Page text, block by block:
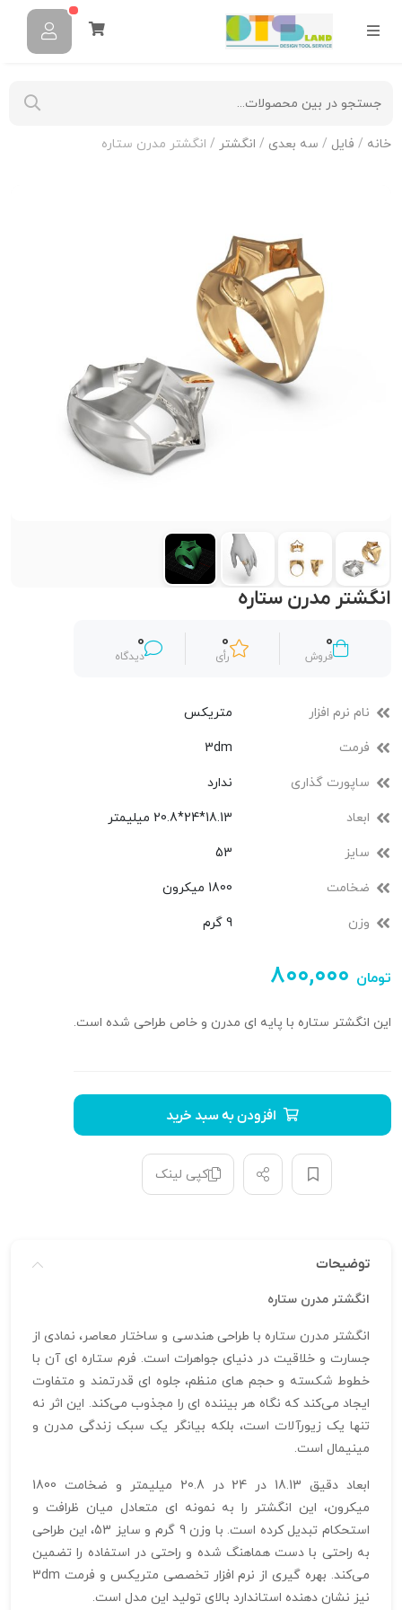
خانه / فایل / سه بعدی / انگشتر / انگشتر مدرن ستاره
انگشتر مدرن ستاره
0
فروش
0
رأی
0
دیدگاه
نام نرم افزار متریکس
فرمت 3dm
ساپورت گذاری ندارد
ابعاد 18.13*24*20.8 میلیمتر
سایز 53
ضخامت 1800 میکرون
وزن 9 گرم
۸۰۰,۰۰۰ تومان
این انگشتر ستاره با پایه ای مدرن و خاص طراحی شده است.
افزودن به سبد خرید
کپی لینک
توضیحات
انگشتر مدرن ستاره
انگشتر مدرن ستاره با طراحی هندسی و ساختار معاصر، نمادی از
جسارت و خلاقیت در دنیای جواهرات است. فرم ستاره‌ ای آن با
خطوط شکسته و حجم‌ های منظم، جلوه‌ ای قدرتمند و متفاوت
ایجاد می‌کند که نگاه‌ هر بیننده‌ ای را مجذوب می‌کند. این اثر نه‌
تنها یک زیورآلات است، بلکه بیانگر یک سبک زندگی مدرن و
مینیمال است.
ابعاد دقیق 18.13 در 24 در 20.8 میلیمتر و ضخامت 1800
میکرون، این انگشتر را به نمونه‌ ای متعادل میان ظرافت و
استحکام تبدیل کرده است. با وزن 9 گرم و سایز 53، این طراحی
به‌ راحتی با دست هماهنگ شده و راحتی در استفاده را تضمین
می‌کند. بهره‌ گیری از نرم‌ افزار تخصصی متریکس و فرمت 3dm
نیز نشان‌ دهنده استاندارد بالای تولید این مدل است.